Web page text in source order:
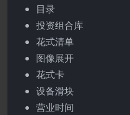
目录
投资组合库
花式清单
图像展开
花式卡
设备滑块
营业时间